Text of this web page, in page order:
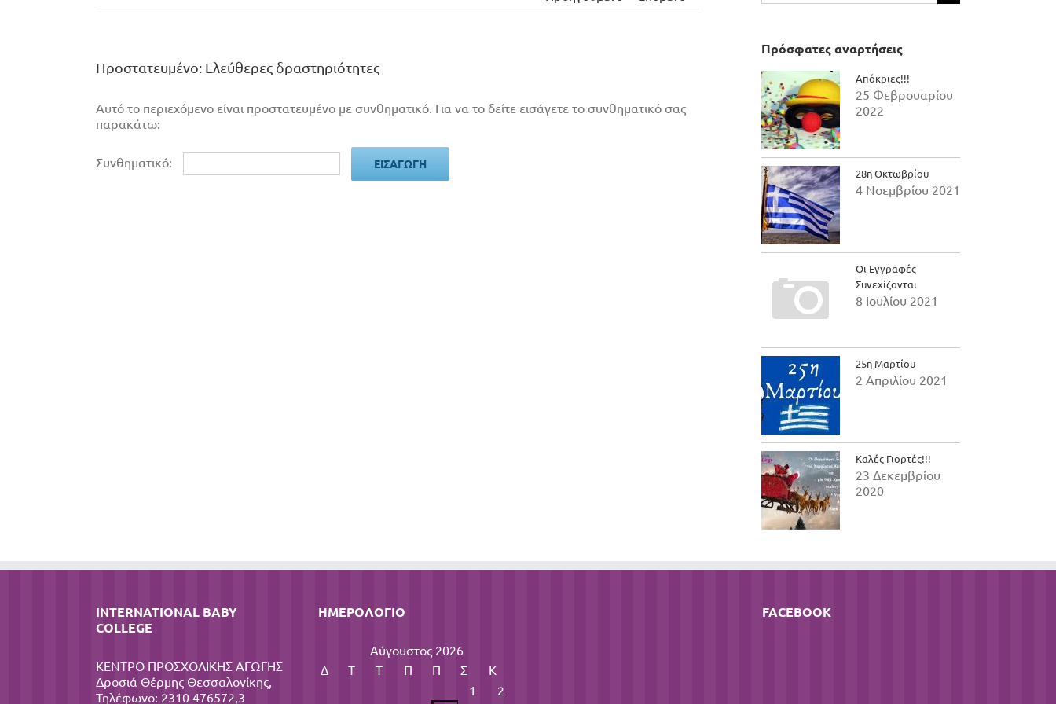
Πρoστατευμένο: Ελεύθερες δραστηριότητες
Αυτό το περιεχόμενο είναι προστατευμένο με συνθηματικό. Για να το δείτε εισάγετε το συνθηματικό σας
παρακάτω:
Συνθηματικό:
για:
Πρόσφατες αναρτήσεις
Απόκριες!!!
25 Φεβρουαρίου
2022
28η Οκτωβρίου
4 Νοεμβρίου 2021
Οι Εγγραφές
Συνεχίζονται
8 Ιουλίου 2021
25η Μαρτίου
2 Απριλίου 2021
Καλές Γιορτές!!!
23 Δεκεμβρίου
2020
INTERNATIONAL BABY
COLLEGE
ΚΕΝΤΡΟ ΠΡΟΣΧΟΛΙΚΗΣ ΑΓΩΓΗΣ
Δροσιά Θέρμης Θεσσαλονίκης,
Τηλέφωνο: 2310 476572,3
ΗΜΕΡΟΛΌΓΙΟ
Αύγουστος 2026
Δ
Τ Τ Π Π Σ
Κ
1
2
FACEBOOK